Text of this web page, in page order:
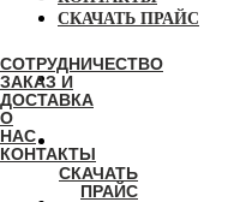
СОТРУДНИЧЕСТВО
ЗАКАЗ И
ДОСТАВКА
О
НАС
КОНТАКТЫ
СКАЧАТЬ
ПРАЙС
СКАЧАТЬ ПРАЙС